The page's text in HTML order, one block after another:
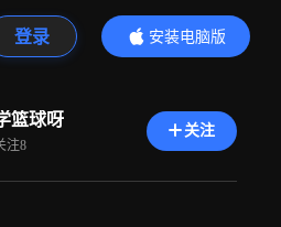
登录
安装电脑版
内容更精彩
篮球呀
注8
关注